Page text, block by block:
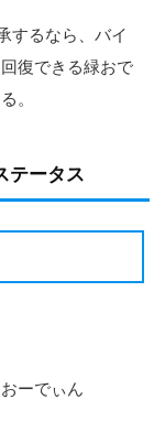
するなら、バイ
復できる緑おで
。
テータス
ーでぃん